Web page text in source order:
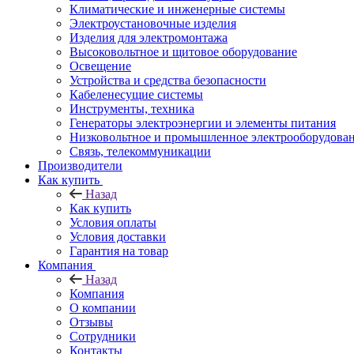
Климатические и инженерные системы
Электроустановочные изделия
Изделия для электромонтажа
Высоковольтное и щитовое оборудование
Освещение
Устройства и средства безопасности
Кабеленесущие системы
Инструменты, техника
Генераторы электроэнергии и элементы питания
Низковольтное и промышленное
Связь, телекоммуникации
Производители
Как купить
Назад
Как купить
Условия оплаты
Условия доставки
Гарантия на товар
Компания
Назад
Компания
О компании
Отзывы
Сотрудники
Контакты